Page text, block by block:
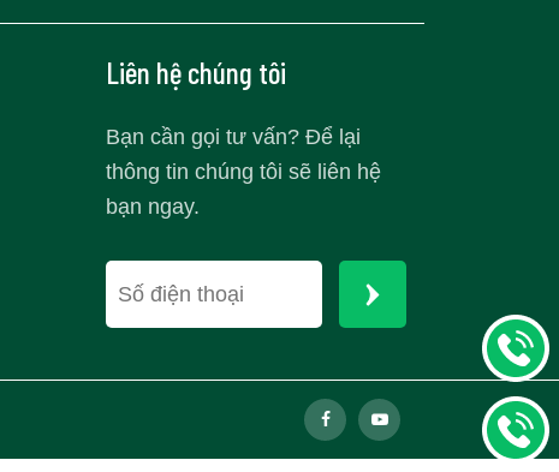
Liên hệ chúng tôi
Bạn cần gọi tư vấn? Để lại
thông tin chúng tôi sẽ liên hệ
bạn ngay.